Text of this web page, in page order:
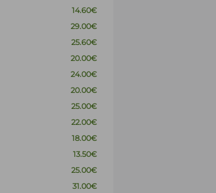
14.60€
29.00€
25.60€
20.00€
24.00€
20.00€
25.00€
22.00€
18.00€
13.50€
25.00€
31.00€